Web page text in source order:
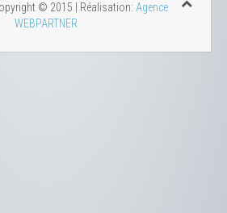
© 2015 | Réalisation: Agence
WEBPARTNER